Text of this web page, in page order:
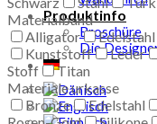
Produktinfo
Broschüre
Die
Materialband
Alligator
Edelstahl
Kunststoff
Leder
Stoff
Titan
Materiale urkasse
Bronze
Edelstahl